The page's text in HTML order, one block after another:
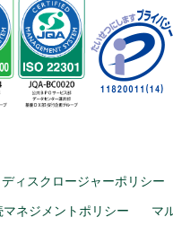
ディスクロージャーポリシー
ネジメントポリシー マ